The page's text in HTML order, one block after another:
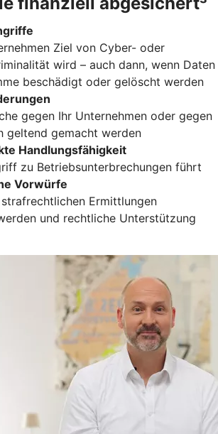
Ziel von Cyber- oder
wird – auch dann, wenn Daten
beschädigt oder gelöscht werden
gegen Ihr Unternehmen oder gegen
geltend gemacht werden
Handlungsfähigkeit
zu Betriebsunterbrechungen führt
Vorwürfe
Ermittlungen
und rechtliche Unterstützung